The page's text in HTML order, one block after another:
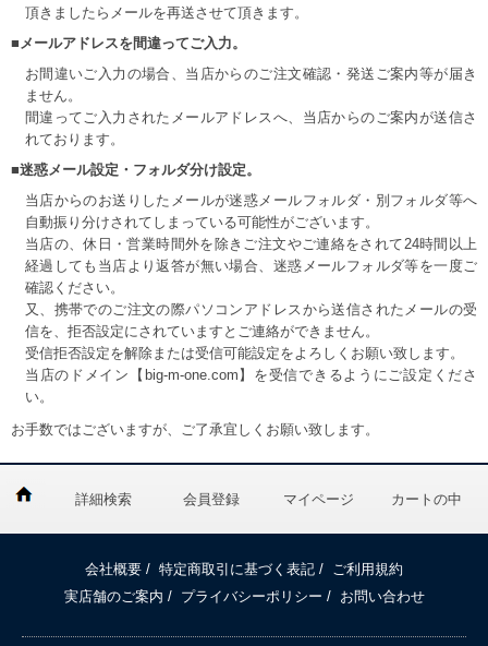
頂きましたらメールを再送させて頂きます。
■メールアドレスを間違ってご入力。
お間違いご入力の場合、当店からのご注文確認・発送ご案内等が届き
ません。
間違ってご入力されたメールアドレスへ、当店からのご案内が送信さ
れております。
■迷惑メール設定・フォルダ分け設定。
当店からのお送りしたメールが迷惑メールフォルダ・別フォルダ等へ
自動振り分けされてしまっている可能性がございます。
当店の、休日・営業時間外を除きご注文やご連絡をされて24時間以上
経過しても当店より返答が無い場合、迷惑メールフォルダ等を一度ご
確認ください。
又、携帯でのご注文の際パソコンアドレスから送信されたメールの受
信を、拒否設定にされていますとご連絡ができません。
受信拒否設定を解除または受信可能設定をよろしくお願い致します。
当店のドメイン【big-m-one.com】を受信できるようにご設定くださ
い。
お手数ではございますが、ご了承宜しくお願い致します。
詳細検索 会員登録 マイページ カートの中
会社概要 / 特定商取引に基づく表記 /
ご利用規約
実店舗のご案内 / プライバシーポリシー / お問い合わせ